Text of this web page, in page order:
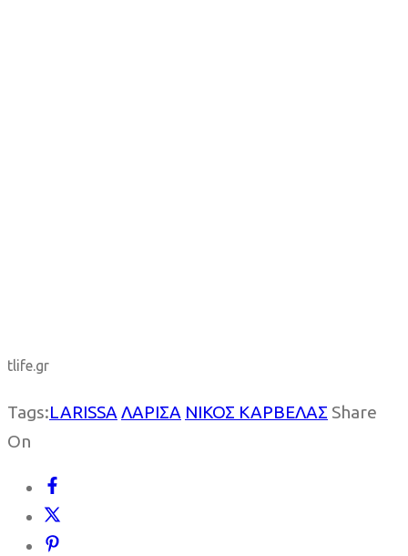
tlife.gr
Tags:LARISSA ΛΑΡΙΣΑ ΝΙΚΟΣ ΚΑΡΒΕΛΑΣ Share
On